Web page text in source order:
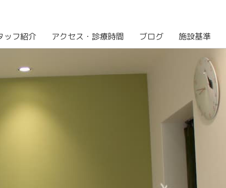
ッフ紹介 アクセス・診療時間 ブログ 施設基準